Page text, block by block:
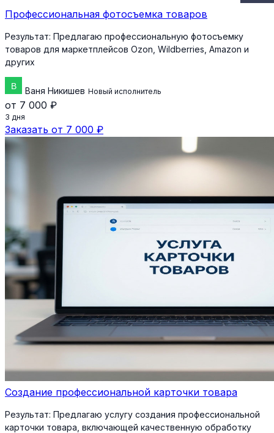
Профессиональная фотосъемка товаров
Результат: Предлагаю профессиональную фотосъемку
товаров для маркетплейсов Ozon, Wildberries, Amazon и
других
Ваня Никишев Новый исполнитель
от 7 000 ₽
3 дня
Заказать от 7 000 ₽
Создание профессиональной карточки товара
Результат: Предлагаю услугу создания профессиональной
карточки товара, включающей качественную обработку